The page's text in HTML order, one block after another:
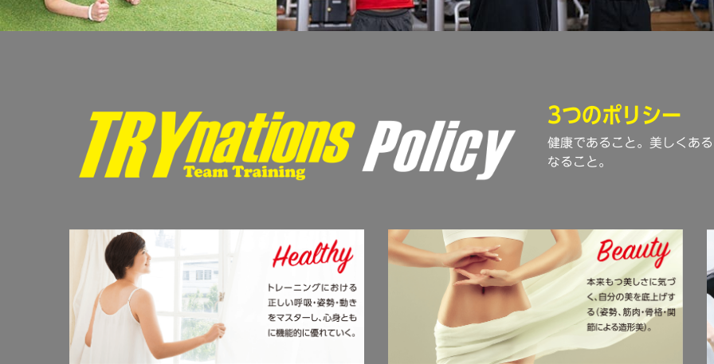
3つのポリシー
健康であること。美しくあ
なること。